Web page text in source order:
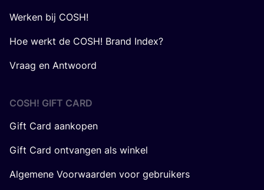
Werken bij COSH!
Hoe werkt de COSH! Brand Index?
Vraag en Antwoord
COSH! GIFT CARD
Gift Card aankopen
Gift Card ontvangen als winkel
Algemene Voorwaarden voor gebruikers